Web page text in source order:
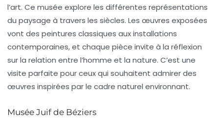
l’art. Ce musée explore les différentes représentations
du paysage à travers les siècles. Les œuvres exposées
vont des peintures classiques aux installations
contemporaines, et chaque pièce invite à la réflexion
sur la relation entre l’homme et la nature. C’est une
visite parfaite pour ceux qui souhaitent admirer des
œuvres inspirées par le cadre naturel environnant.
Musée Juif de Béziers